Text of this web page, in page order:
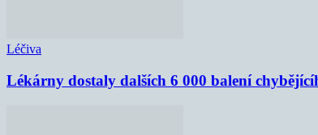
Léčiva
Lékárny dostaly dalších 6 000 balení